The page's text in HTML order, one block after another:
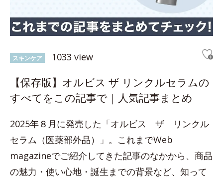
スキンケア 1033 view
【保存版】オルビス ザ リンクルセラムの
すべてをこの記事で｜人気記事まとめ
2025年８月に発売した「オルビス ザ リンクル
セラム（医薬部外品）」。これまでWeb
magazineでご紹介してきた記事のなかから、商品
の魅力・使い心地・誕生までの背景など、知って